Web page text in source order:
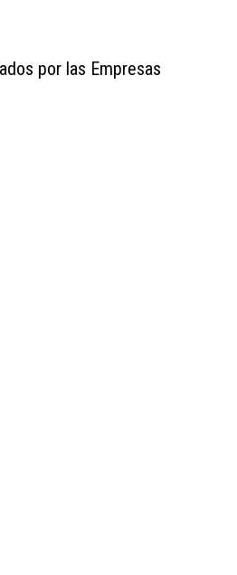
por las Empresas